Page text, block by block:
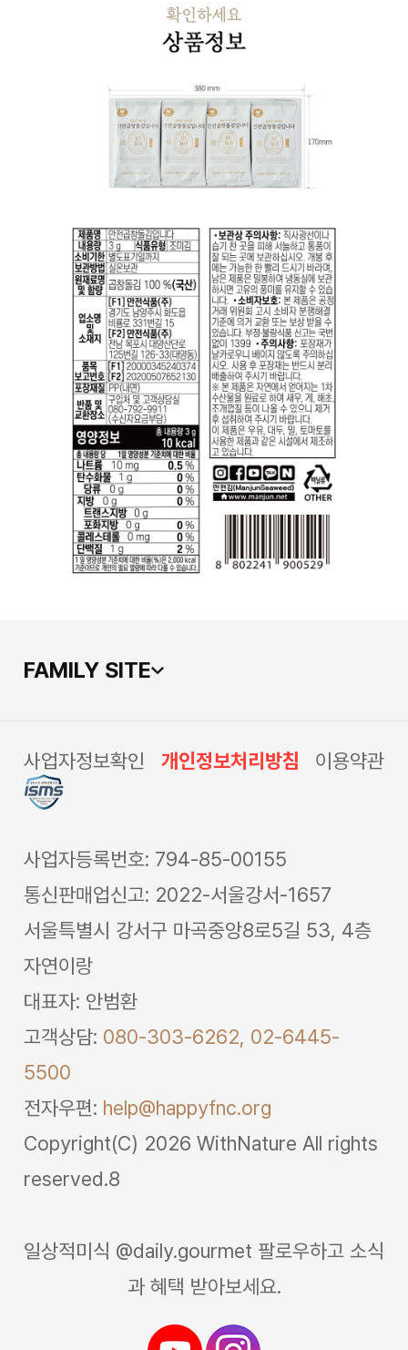
FAMILY SITE
사업자정보확인 개인정보처리방침 이용약관
사업자등록번호: 794-85-00155
통신판매업신고: 2022-서울강서-1657
서울특별시 강서구 마곡중앙8로5길 53, 4층
자연이랑
대표자: 안범환
고객상담: 080-303-6262, 02-6445-
5500
전자우편: help@happyfnc.org
Copyright(C) 2026 WithNature All rights
reserved.8
일상적미식 @daily.gourmet 팔로우하고 소식
과 혜택 받아보세요.